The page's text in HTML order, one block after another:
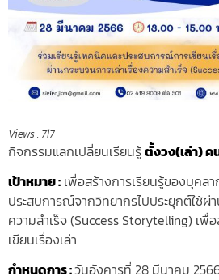
Views : 717
กิจกรรมแลกเปลี่ยนเรียนรู้ตั้งวง(เล่า) ค
เป้าหมาย: เพื่อสร้างการเรียนรู้ของบุคล
ประสบการณ์จากวิทยากรไปประยุกต์ใช้ผ่า
ความสำเร็จ (Success Storytelling) เพื่
เขียนเรื่องเล่า
กำหนดการ :วันอังคารที่ 28 มีนาคม